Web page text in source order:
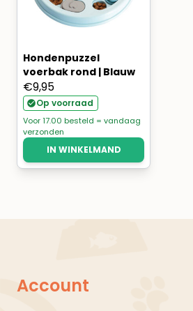
Hondenpuzzel
voerbak rond | Blauw
€9,95
Op voorraad
Voor 17.00 besteld = vandaag
verzonden
IN WINKELMAND
Account